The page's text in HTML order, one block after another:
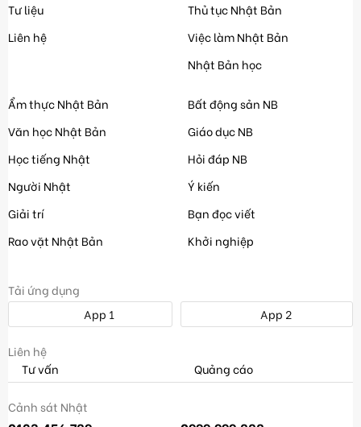
Tư liệu
Liên hệ
Thủ tục Nhật Bản
Việc làm Nhật Bản
Nhật Bản học
Ẩm thực Nhật Bản
Văn học Nhật Bản
Học tiếng Nhật
Người Nhật
Giải trí
Rao vặt Nhật Bản
Bất động sản NB
Giáo dục NB
Hỏi đáp NB
Ý kiến
Bạn đọc viết
Khởi nghiệp
Tải ứng dụng
App 1
App 2
Liên hệ
Tư vấn
Quảng cáo
Cảnh sát Nhật